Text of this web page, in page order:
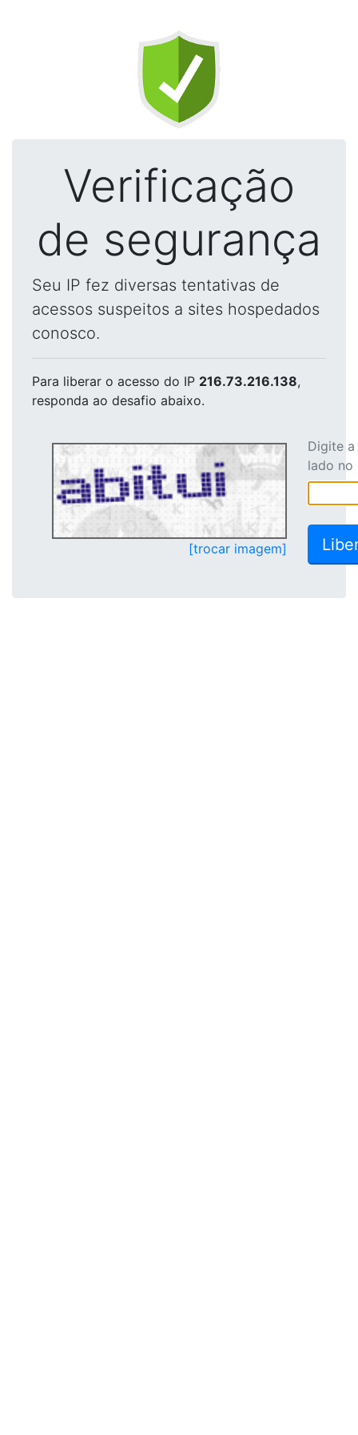
Verificação
de segurança
Seu IP fez diversas tentativas de
acessos suspeitos a sites hospedados
conosco.
Para liberar o acesso do IP 216.73.216.138,
responda ao desafio abaixo.
[trocar imagem]
Digite
lado no